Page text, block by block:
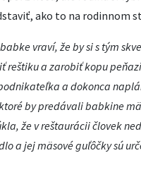
ako to na rodinnom
vraví, že by si s tým
reštiku a zarobiť kopu
a dokonca
by predávali babkine
že v reštaurácii človek
a jej mäsové guľôčky sú